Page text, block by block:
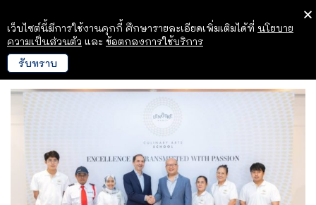
เว็บไซต์นี้มีการใช้งานคุกกี้ ศึกษารายละเอียดเพิ่มเติมได้ที่ นโยบาย
ความเป็นส่วนตัว และ ข้อตกลงการใช้บริการ
รับทราบ